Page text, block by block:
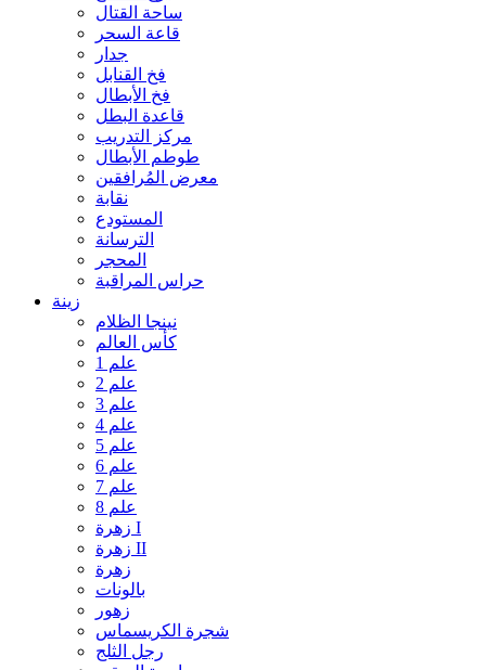
ساحة القتال
قاعة السحر
جدار
فخ القنابل
فخ الأبطال
قاعدة البطل
مركز التدريب
طوطم الأبطال
معرض المُرافقين
نقابة
المستودع
الترسانة
المحجر
حراس المراقبة
زينة
نينجا الظلام
كأس العالم
علم 1
علم 2
علم 3
علم 4
علم 5
علم 6
علم 7
علم 8
زهرة I
زهرة II
زهرة
بالونات
زهور
شجرة الكريسماس
رجل الثلج